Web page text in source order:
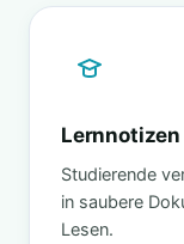
Lernnotizen
Studierende
in saubere
Lesen.